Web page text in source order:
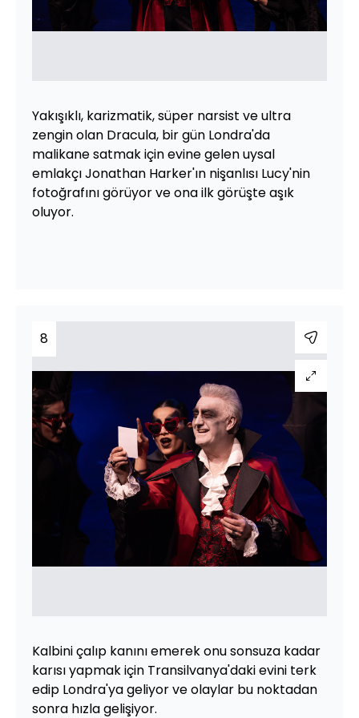
Yakışıklı, karizmatik, süper narsist ve ultra
zengin olan Dracula, bir gün Londra'da
malikane satmak için evine gelen uysal
emlakçı Jonathan Harker'ın nişanlısı Lucy'nin
fotoğrafını görüyor ve ona ilk görüşte aşık
oluyor.
8
Kalbini çalıp kanını emerek onu sonsuza kadar
karısı yapmak için Transilvanya'daki evini terk
edip Londra'ya geliyor ve olaylar bu noktadan
sonra hızla gelişiyor.